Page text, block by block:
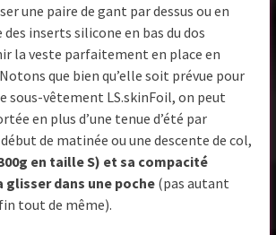
une paire de gant par dessus ou en
des inserts silicone en bas du dos
la veste parfaitement en place en
que bien qu’elle soit prévue pour
sous-vêtement LS.skinFoil, on peut
en plus d’une tenue d’été par
de matinée ou une descente de col,
en taille S) et sa compacité
dans une poche (pas autant
tout de même).